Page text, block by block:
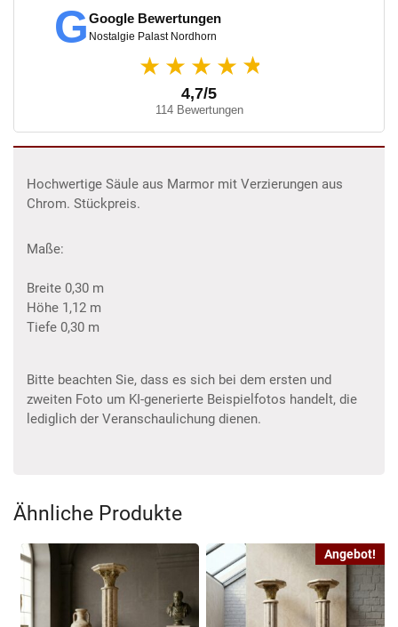
GGoogle Bewertungen
Nostalgie Palast Nordhorn
★★★★ ★
4,7/5
114 Bewertungen
Hochwertige Säule aus Marmor mit Verzierungen aus
Chrom. Stückpreis.
Maße:
Breite 0,30 m
Höhe 1,12 m
Tiefe 0,30 m
Bitte beachten Sie, dass es sich bei dem ersten und
zweiten Foto um KI-generierte Beispielfotos handelt, die
lediglich der Veranschaulichung dienen.
Ähnliche Produkte
Angebot!